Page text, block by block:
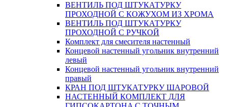
ВЕНТИЛЬ ПОД ШТУКАТУРКУ
ПРОХОДНОЙ С КОЖУХОМ ИЗ ХРОМА
ВЕНТИЛЬ ПОД ШТУКАТУРКУ
ПРОХОДНОЙ С РУЧКОЙ
Комплект для смесителя настенный
Концевой настенный угольник внутренний
левый
Концевой настенный угольник внутренний
правый
КРАН ПОД ШТУКАТУРКУ ШАРОВОЙ
НАСТЕННЫЙ КОМПЛЕКТ ДЛЯ